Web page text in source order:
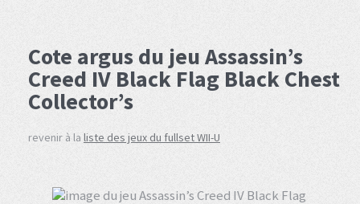
Cote argus du jeu Assassin’s
Creed IV Black Flag Black Chest
Collector’s
revenir à la liste des jeux du fullset WII-U